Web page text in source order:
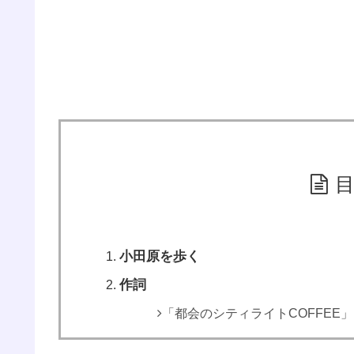
小田原を歩く
作詞
「都会のシティライトCOFFEE」